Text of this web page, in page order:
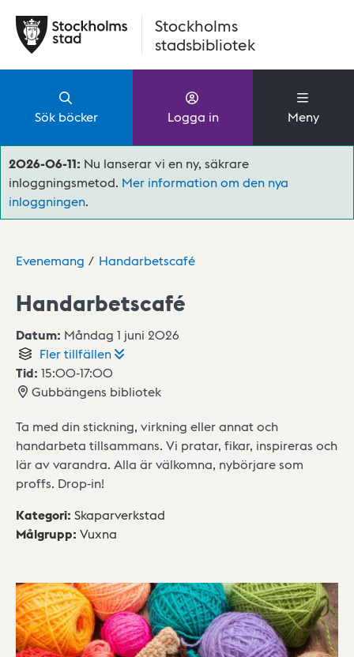
Stockholms
stadsbibliotek
Sök böcker Logga in Meny
2026-06-11: Nu lanserar vi en ny, säkrare
inloggningsmetod. Mer information om den nya
inloggningen.
Evenemang Handarbetscafé
Handarbetscafé
Datum: Måndag 1 juni 2026
Flertillfällen
Tid: 15:00-17:00
Gubbängens bibliotek
Ta med din stickning, virkning eller annat och
handarbeta tillsammans. Vi pratar, fikar, inspireras och
lär av varandra. Alla är välkomna, nybörjare som
proffs. Drop-in!
Kategori: Skaparverkstad
Målgrupp: Vuxna